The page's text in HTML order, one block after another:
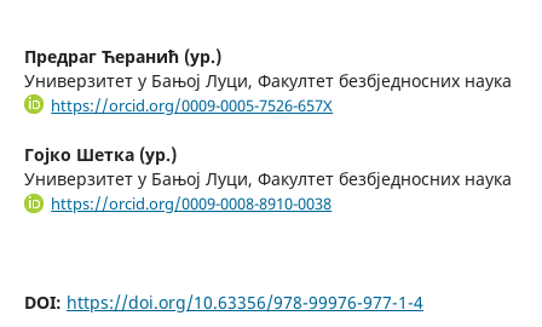
Предраг Ћеранић (ур.)
Универзитет у Бањој Луци, Факултет безбједносних наука
https://orcid.org/0009-0005-7526-657X
Гојко Шетка (ур.)
Универзитет у Бањој Луци, Факултет безбједносних наука
https://orcid.org/0009-0008-8910-0038
DOI: https://doi.org/10.63356/978-99976-977-1-4